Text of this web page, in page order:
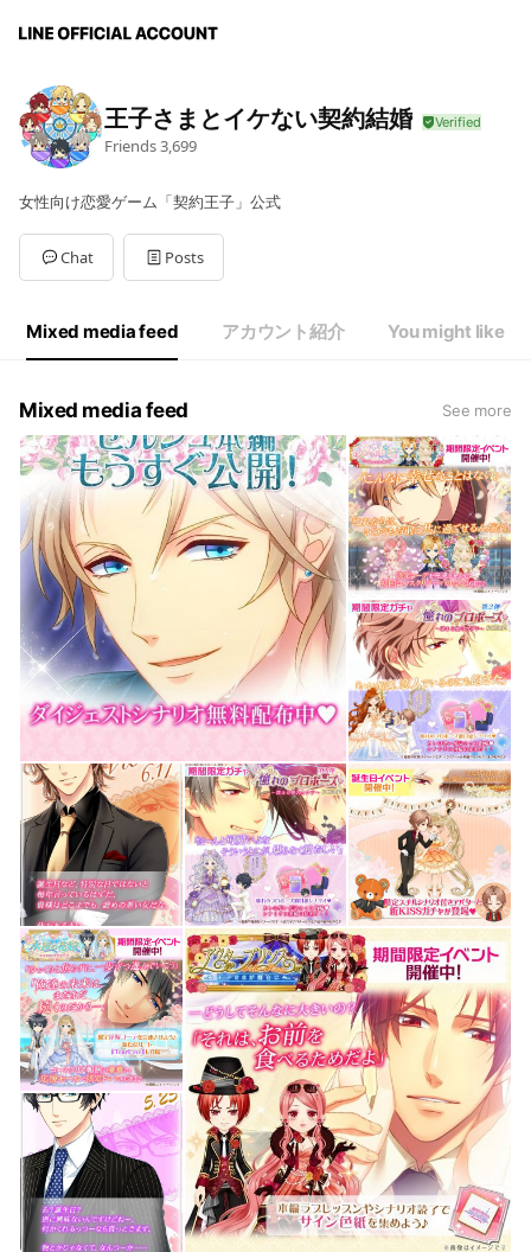
王子さまとイケない契約結婚
Friends3,699
女性向け恋愛ゲーム「契約王子」公式
Chat Posts
Mixed media feed アカウント紹介 You might like
Mixed media feed See more